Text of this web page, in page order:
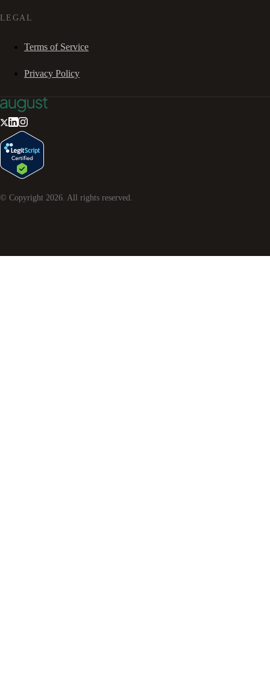
LEGAL
Terms of Service
Privacy Policy
© Copyright 2026 . All rights reserved.